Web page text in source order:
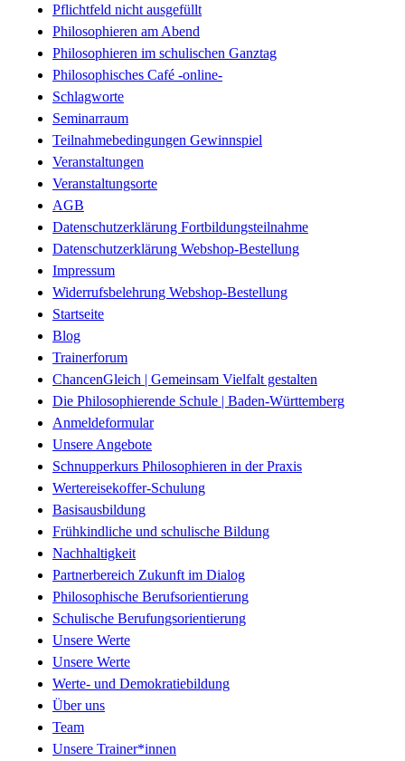
Pflichtfeld nicht ausgefüllt
Philosophieren am Abend
Philosophieren im schulischen Ganztag
Philosophisches Café -online-
Schlagworte
Seminarraum
Teilnahmebedingungen Gewinnspiel
Veranstaltungen
Veranstaltungsorte
AGB
Datenschutzerklärung Fortbildungsteilnahme
Datenschutzerklärung Webshop-Bestellung
Impressum
Widerrufsbelehrung Webshop-Bestellung
Startseite
Blog
Trainerforum
ChancenGleich | Gemeinsam Vielfalt gestalten
Die Philosophierende Schule | Baden-Württemberg
Anmeldeformular
Unsere Angebote
Schnupperkurs Philosophieren in der Praxis
Wertereisekoffer-Schulung
Basisausbildung
Frühkindliche und schulische Bildung
Nachhaltigkeit
Partnerbereich Zukunft im Dialog
Philosophische Berufsorientierung
Schulische Berufungsorientierung
Unsere Werte
Unsere Werte
Werte- und Demokratiebildung
Über uns
Team
Unsere Trainer*innen